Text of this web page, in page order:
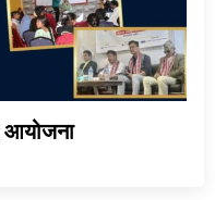
आयोजना